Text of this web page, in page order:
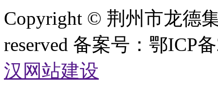
Copyright © 荆州市龙德
reserved 备案号：鄂ICP
汉网站建设